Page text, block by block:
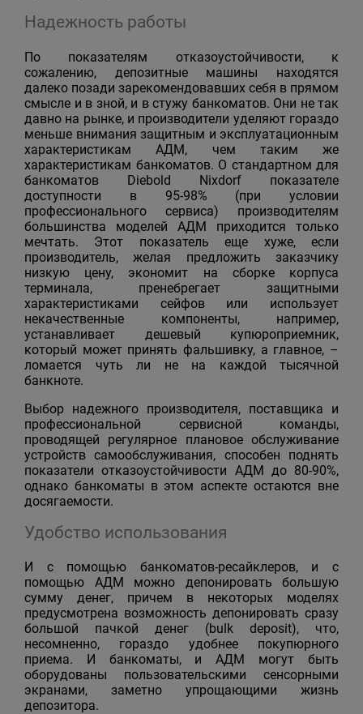
Надежность работы
По показателям отказоустойчивости, к
сожалению, депозитные машины находятся
далеко позади зарекомендовавших себя в прямом
смысле и в зной, и в стужу банкоматов. Они не так
давно на рынке, и производители уделяют гораздо
меньше внимания защитным и эксплуатационным
характеристикам АДМ, чем таким же
характеристикам банкоматов. О стандартном для
банкоматов Diebold Nixdorf показателе
доступности в 95-98% (при условии
профессионального сервиса) производителям
большинства моделей АДМ приходится только
мечтать. Этот показатель еще хуже, если
производитель, желая предложить заказчику
низкую цену, экономит на сборке корпуса
терминала, пренебрегает защитными
характеристиками сейфов или использует
некачественные компоненты, например,
устанавливает дешевый купюроприемник,
который может принять фальшивку, а главное, –
ломается чуть ли не на каждой тысячной
банкноте.
Выбор надежного производителя, поставщика и
профессиональной сервисной команды,
проводящей регулярное плановое обслуживание
устройств самообслуживания, способен поднять
показатели отказоустойчивости АДМ до 80-90%,
однако банкоматы в этом аспекте остаются вне
досягаемости.
Удобство использования
И с помощью банкоматов-ресайклеров, и с
помощью АДМ можно депонировать большую
сумму денег, причем в некоторых моделях
предусмотрена возможность депонировать сразу
большой пачкой денег (bulk deposit), что,
несомненно, гораздо удобнее покупюрного
приема. И банкоматы, и АДМ могут быть
оборудованы пользовательскими сенсорными
экранами, заметно упрощающими жизнь
депозитора.